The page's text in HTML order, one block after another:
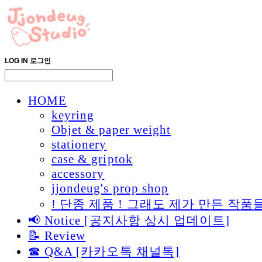
LOG IN 로그인
HOME
keyring
Objet & paper weight
stationery
case & griptok
accessory
jjondeug's prop shop
! 단종 제품 ! 그래도 제가 만든 작품
📢 Notice [공지사항 상시 업데이트]
📝 Review
☎ Q&A [카카오톡 채널톡]